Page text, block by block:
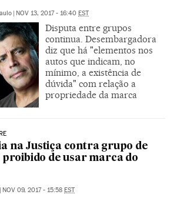
NOV 13, 2017 - 16:40 EST
Disputa entre grupos
continua. Desembargadora
diz que há "elementos nos
autos que indicam, no
mínimo, a existência de
dúvida" com relação a
propriedade da marca
na Justiça contra grupo de
de usar marca do
NOV 09, 2017 - 15:58 EST